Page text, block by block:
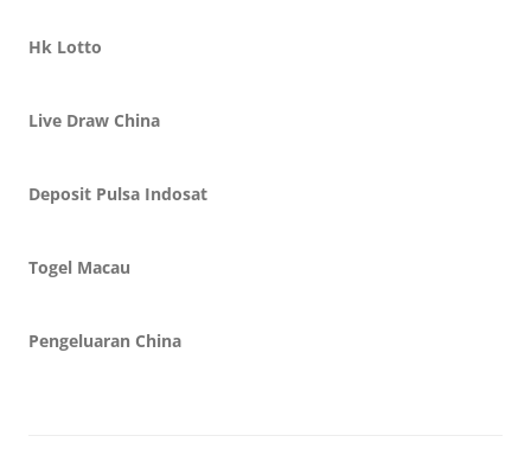
Hk Lotto
Live Draw China
Deposit Pulsa Indosat
Togel Macau
Pengeluaran China